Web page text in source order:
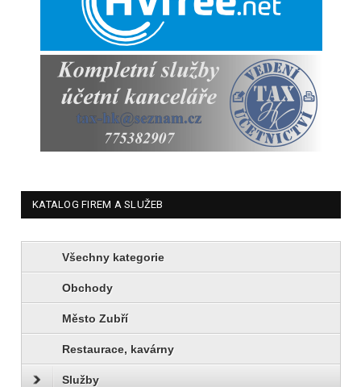
KATALOG FIREM A SLUŽEB
Všechny kategorie
Obchody
Město Zubří
Restaurace, kavárny
Služby